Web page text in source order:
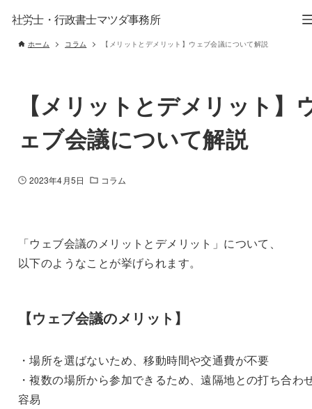
社労士・行政書士マツダ事務所
ホーム コラム 【メリットとデメリット】ウェブ会議について解説
【メリットとデメリット】
ェブ会議について解説
2023年4月5日 コラム
「ウェブ会議のメリットとデメリット」について、
以下のようなことが挙げられます。
【ウェブ会議のメリット】
・場所を選ばないため、移動時間や交通費が不要
・複数の場所から参加できるため、遠隔地との打ち合わ
容易